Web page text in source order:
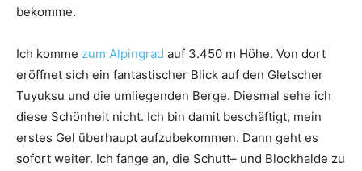
bekomme.
Ich komme zum Alpingrad auf 3.450 m Höhe. Von dort
eröffnet sich ein fantastischer Blick auf den Gletscher
Tuyuksu und die umliegenden Berge. Diesmal sehe ich
diese Schönheit nicht. Ich bin damit beschäftigt, mein
erstes Gel überhaupt aufzubekommen. Dann geht es
sofort weiter. Ich fange an, die Schutt– und Blockhalde zu